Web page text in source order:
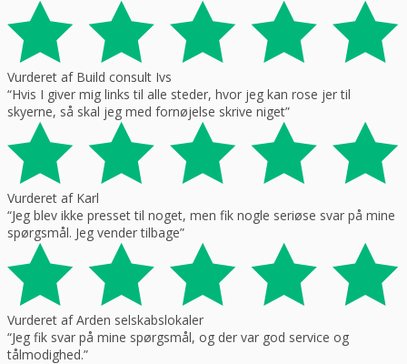
Vurderet af Build consult Ivs
“Hvis I giver mig links til alle steder, hvor jeg kan rose jer til
skyerne, så skal jeg med fornøjelse skrive niget”
Vurderet af Karl
“Jeg blev ikke presset til noget, men fik nogle seriøse svar på mine
spørgsmål. Jeg vender tilbage”
Vurderet af Arden selskabslokaler
“Jeg fik svar på mine spørgsmål, og der var god service og
tålmodighed.”